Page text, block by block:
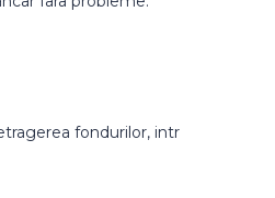
fondurilor, intr